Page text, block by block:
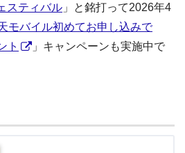
スティバル 」と銘打って2026年4
モバイル初めてお申し込みで
ト
」キャンペーンも実施中で